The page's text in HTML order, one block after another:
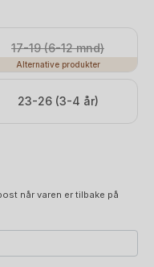
17-19 (6-12 mnd)
Alternative produkter
23-26 (3-4 år)
når varen er tilbake på